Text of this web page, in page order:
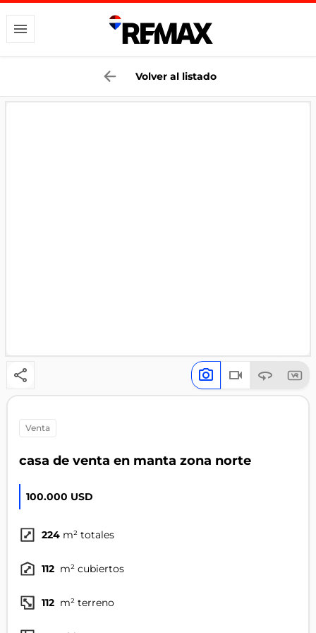
Volver al listado
venta
casa de venta en manta zona norte
100.000 USD
224 m² totales
112 m² cubiertos
112 m² terreno